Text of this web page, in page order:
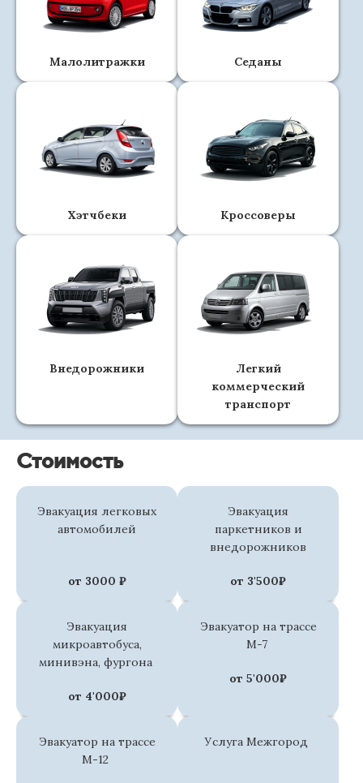
Малолитражки Седаны
Хэтчбеки Кроссоверы
Внедорожники
Легкий
коммерческий
транспорт
Стоимость
Эвакуация легковых
автомобилей
от 3000 ₽
Эвакуация
паркетников и
внедорожников
от 3'500₽
Эвакуация
микроавтобуса,
минивэна, фургона
от 4'000₽
Эвакуатор на трассе
М-7
от 5'000₽
Эвакуатор на трассе
М-12
Услуга Межгород